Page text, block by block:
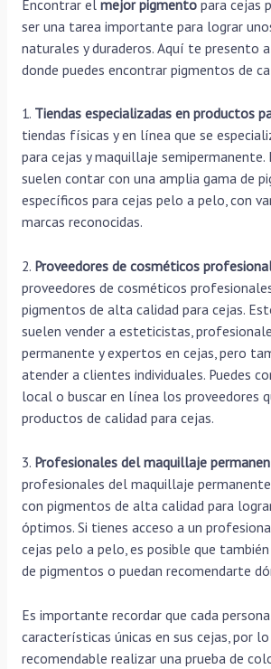
Encontrar el mejor pigmentopara cejas
ser una tarea importante para lograr
naturales y duraderos. Aquí te presento
donde puedes encontrar pigmentos de
1. Tiendas especializadas en productos
tiendas físicas y en línea que se
para cejas y maquillaje semipermanente.
suelen contar con una amplia gama de
específicos para cejas pelo a pelo, con
marcas reconocidas.
2. Proveedores de cosméticos
proveedores de cosméticos
pigmentos de alta calidad para cejas.
suelen vender a esteticistas,
permanente y expertos en cejas, pero
atender a clientes individuales. Puedes
local o buscar en línea los proveedores
productos de calidad para cejas.
3. Profesionales del maquillaje
profesionales del maquillaje
con pigmentos de alta calidad para
óptimos. Si tienes acceso a un
cejas pelo a pelo, es posible que
de pigmentos o puedan recomendarte
Es importante recordar que cada
características únicas en sus cejas, por lo
recomendable realizar una prueba de